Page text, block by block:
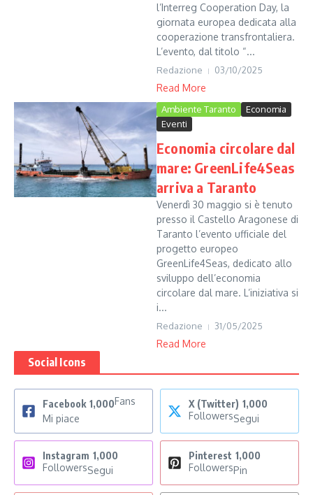
l’Interreg Cooperation Day, la
giornata europea dedicata alla
cooperazione transfrontaliera.
L’evento, dal titolo “...
Redazione 03/10/2025
Read More
Ambiente Taranto
Economia
Eventi
Economia circolare dal
mare: GreenLife4Seas
arriva a Taranto
Venerdì 30 maggio si è tenuto
presso il Castello Aragonese di
Taranto l’evento ufficiale del
progetto europeo
GreenLife4Seas, dedicato allo
sviluppo dell’economia
circolare dal mare. L’iniziativa si
i...
Redazione 31/05/2025
Read More
Social Icons
Facebook 1,000Fans
Mi piace
X (Twitter) 1,000
FollowersSegui
Instagram 1,000
FollowersSegui
Pinterest 1,000
FollowersPin